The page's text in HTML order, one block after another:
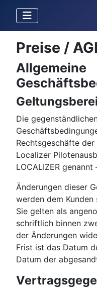
Preise /
Allgemeine
Die
Rechtsgeschäfte
Localizer
LOCALIZER
Änderungen dieser
werden dem
Sie gelten als
schriftlich binnen
der Änderungen
Frist ist das Datum
Datum der